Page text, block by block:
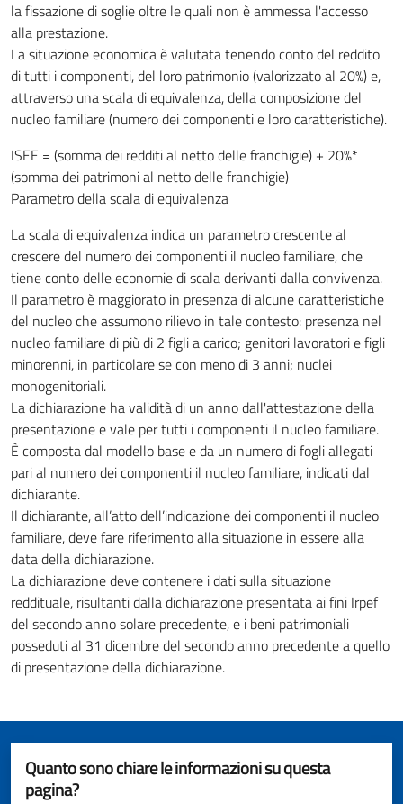
la fissazione di soglie oltre le quali non è ammessa l'accesso
alla prestazione.
La situazione economica è valutata tenendo conto del reddito
di tutti i componenti, del loro patrimonio (valorizzato al 20%) e,
attraverso una scala di equivalenza, della composizione del
nucleo familiare (numero dei componenti e loro caratteristiche).
ISEE = (somma dei redditi al netto delle franchigie) + 20%*
(somma dei patrimoni al netto delle franchigie)
Parametro della scala di equivalenza
La scala di equivalenza indica un parametro crescente al
crescere del numero dei componenti il nucleo familiare, che
tiene conto delle economie di scala derivanti dalla convivenza.
Il parametro è maggiorato in presenza di alcune caratteristiche
del nucleo che assumono rilievo in tale contesto: presenza nel
nucleo familiare di più di 2 figli a carico; genitori lavoratori e figli
minorenni, in particolare se con meno di 3 anni; nuclei
monogenitoriali.
La dichiarazione ha validità di un anno dall'attestazione della
presentazione e vale per tutti i componenti il nucleo familiare.
È composta dal modello base e da un numero di fogli allegati
pari al numero dei componenti il nucleo familiare, indicati dal
dichiarante.
Il dichiarante, all’atto dell’indicazione dei componenti il nucleo
familiare, deve fare riferimento alla situazione in essere alla
data della dichiarazione.
La dichiarazione deve contenere i dati sulla situazione
reddituale, risultanti dalla dichiarazione presentata ai fini Irpef
del secondo anno solare precedente, e i beni patrimoniali
posseduti al 31 dicembre del secondo anno precedente a quello
di presentazione della dichiarazione.
Quanto sono chiare le informazioni su questa
pagina?